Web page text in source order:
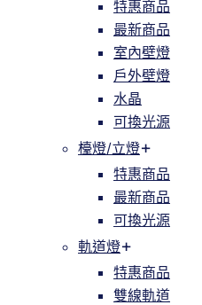
特惠商品
最新商品
室內壁燈
戶外壁燈
水晶
可換光源
檯燈/立燈
特惠商品
最新商品
可換光源
軌道燈
特惠商品
雙線軌道